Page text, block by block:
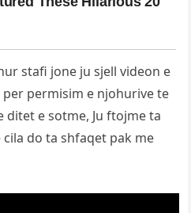
stafi jone ju sjell videon e
permisim e njohurive te
ditet e sotme, Ju ftojme ta
do ta shfaqet pak me